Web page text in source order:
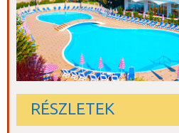
RÉSZLETEK